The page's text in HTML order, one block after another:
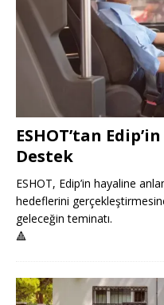
ESHOT’tan
Destek
ESHOT, Edip’in hayaline
hedeflerini
geleceğin teminatı.
🔺